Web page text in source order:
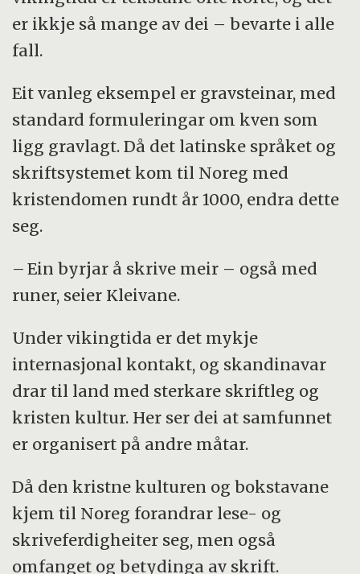
er ikkje så mange av dei – bevarte i alle
fall.
Eit vanleg eksempel er gravsteinar, med
standard formuleringar om kven som
ligg gravlagt. Då det latinske språket og
skriftsystemet kom til Noreg med
kristendomen rundt år 1000, endra dette
seg.
– Ein byrjar å skrive meir – også med
runer, seier Kleivane.
Under vikingtida er det mykje
internasjonal kontakt, og skandinavar
drar til land med sterkare skriftleg og
kristen kultur. Her ser dei at samfunnet
er organisert på andre måtar.
Då den kristne kulturen og bokstavane
kjem til Noreg forandrar lese- og
skriveferdigheiter seg, men også
omfanget og betydinga av skrift.